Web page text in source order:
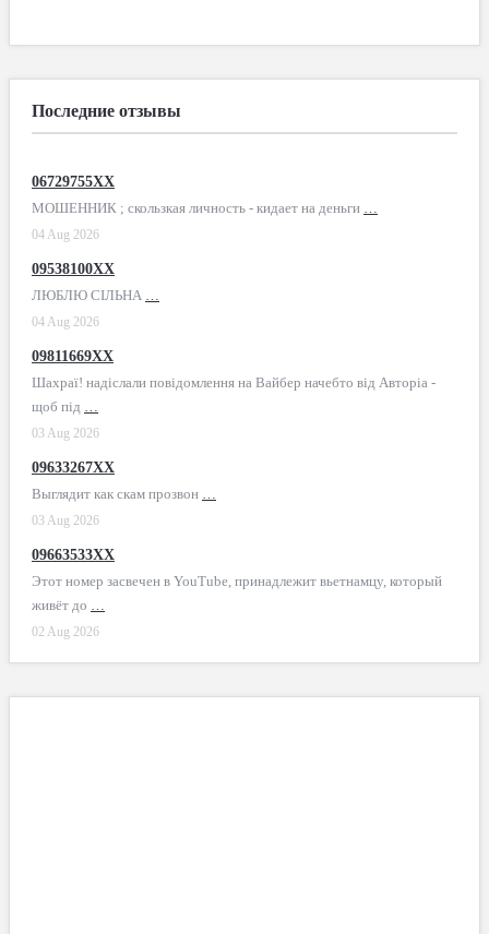
Последние отзывы
06729755XX
МОШЕННИК ; скользкая личность - кидает на деньги …
04 Aug 2026
09538100XX
ЛЮБЛЮ СІЛЬНА …
04 Aug 2026
09811669XX
Шахраї! надіслали повідомлення на Вайбер начебто від Авторіа -
щоб під …
03 Aug 2026
09633267XX
Выглядит как скам прозвон …
03 Aug 2026
09663533XX
Этот номер засвечен в YouTube, принадлежит вьетнамцу, который
живёт до …
02 Aug 2026